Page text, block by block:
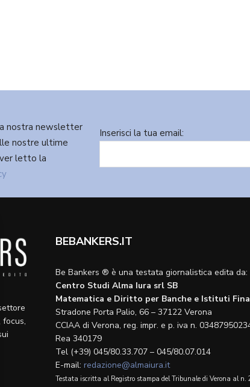
nostra newsletter
nostre ultime
letto la
Inserisci la tua email:
focus,
BEBANKERS.IT
Be Bankers ® è una testata giornalistica edita da:
Centro Studi Alma Iura srl SB
Matematica e Diritto per Banche e Istituti
Stradone Porta Palio, 66 – 37122 Verona
CCIAA di Verona, reg. impr. e p. iva n.
Rea 340179
Tel (+39) 045/80.33.707 – 045/80.07.014
E-mail: redazione@almaiura.it
Testata iscritta al Registro stampa del Tribunale di Verona al n.